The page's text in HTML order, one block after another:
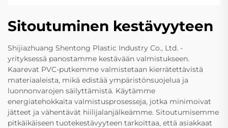
Sitoutuminen kestävyyteen
Shijiazhuang Shentong Plastic Industry Co., Ltd. -
yrityksessä panostamme kestävään valmistukseen.
Kaarevat PVC-putkemme valmistetaan kierrätettävistä
materiaaleista, mikä edistää ympäristönsuojelua ja
luonnonvarojen säilyttämistä. Käytämme
energiatehokkaita valmistusprosesseja, jotka minimoivat
jätteet ja vähentävät hiilijalanjälkeämme. Sitoutumisemme
pitkäikäiseen tuotekestävyyteen tarkoittaa, että asiakkaat